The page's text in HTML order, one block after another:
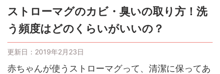
ストローマグのカビ・臭いの取り方！洗
う頻度はどのくらいがいいの？
更新日： 2019年2月23日
赤ちゃんが使うストローマグって、清潔に保ってあ